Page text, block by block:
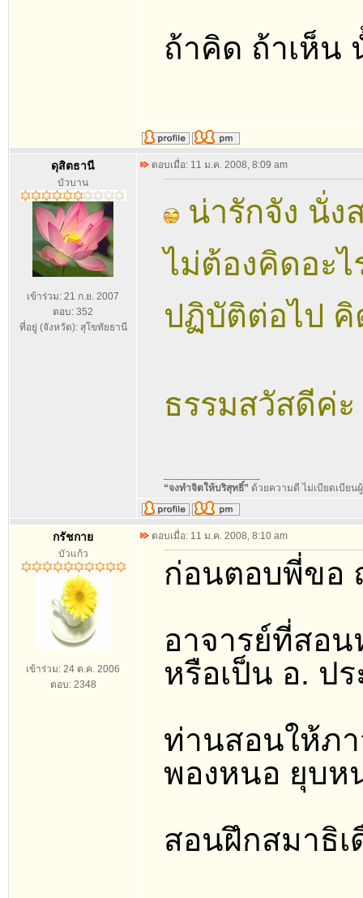
ถ้าคิด ถ้าเห็น
ดุสิตธานี
บัวบาน
เข้าร่วม: 21 ก.ย. 2007
ตอบ: 352
ที่อยู่ (จังหวัด): สุโขทัยธานี
ตอบเมื่อ: 11 ม.ค. 2008, 8:09 am
น่ารักจัง นั่ง
ไม่ต้องคิดอะ
ปฏิบัติต่อไป คิ
ธรรมสวัสดีค่
“จงทำจิตให้บริสุทธิ์” ด้วยความดี ไม่เบียดเบียน
กรัชกาย
บัวแก้ว
เข้าร่วม: 24 ต.ค. 2006
ตอบ: 2348
ตอบเมื่อ: 11 ม.ค. 2008, 8:10 am
ก่อนตอบพี่ขอ
อาจารย์ที่สอ
หรือเป็น อ. ป
ท่านสอนให้ภา
พองหนอ ยุบห
สอนฝึกสมาธิ